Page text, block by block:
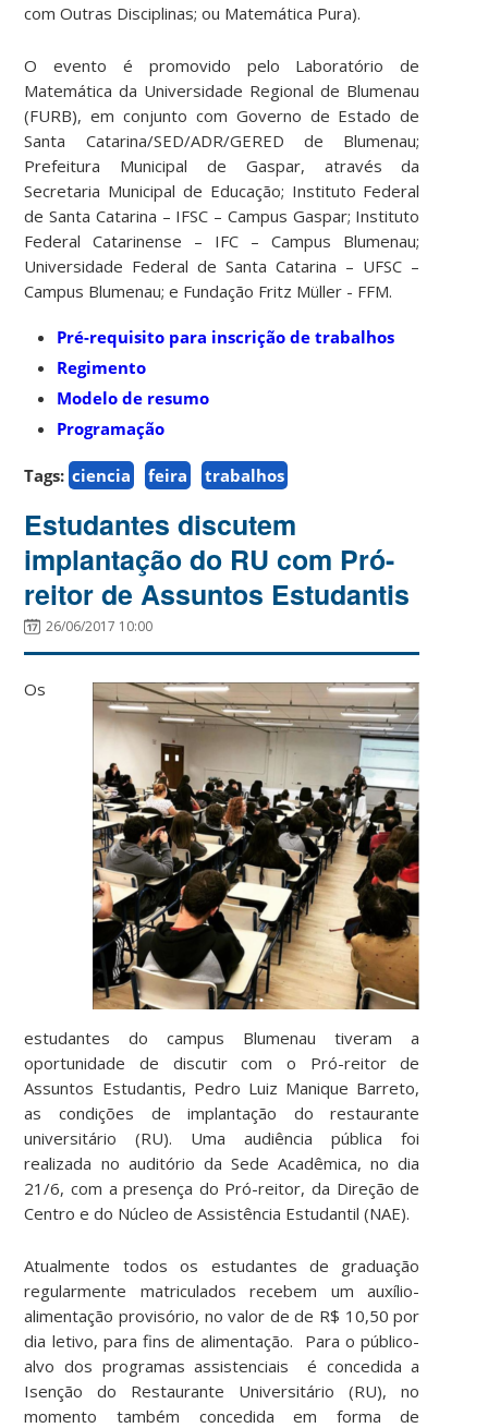
com Outras Disciplinas; ou Matemática Pura).
O evento é promovido pelo Laboratório de
Matemática da Universidade Regional de Blumenau
(FURB), em conjunto com Governo de Estado de
Santa Catarina/SED/ADR/GERED de Blumenau;
Prefeitura Municipal de Gaspar, através da
Secretaria Municipal de Educação; Instituto Federal
de Santa Catarina – IFSC – Campus Gaspar; Instituto
Federal Catarinense – IFC – Campus Blumenau;
Universidade Federal de Santa Catarina – UFSC –
Campus Blumenau; e Fundação Fritz Müller - FFM.
Pré-requisito para inscrição de trabalhos
Regimento
Modelo de resumo
Programação
Tags: ciencia feira trabalhos
Estudantes discutem
implantação do RU com Pró-
reitor de Assuntos Estudantis
26/06/2017 10:00
Os
estudantes do campus Blumenau tiveram a
oportunidade de discutir com o Pró-reitor de
Assuntos Estudantis, Pedro Luiz Manique Barreto,
as condições de implantação do restaurante
universitário (RU). Uma audiência pública foi
realizada no auditório da Sede Acadêmica, no dia
21/6, com a presença do Pró-reitor, da Direção de
Centro e do Núcleo de Assistência Estudantil (NAE).
Atualmente todos os estudantes de graduação
regularmente matriculados recebem um auxílio-
alimentação provisório, no valor de de R$ 10,50 por
dia letivo, para fins de alimentação. Para o público-
alvo dos programas assistenciais é concedida a
Isenção do Restaurante Universitário (RU), no
momento também concedida em forma de